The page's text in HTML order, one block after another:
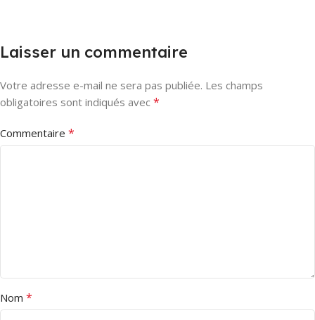
Laisser un commentaire
Votre adresse e-mail ne sera pas publiée. Les champs
obligatoires sont indiqués avec *
Commentaire *
Nom *